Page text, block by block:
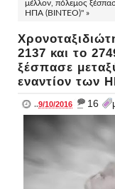
μέλλον, πόλεμος
ΗΠΑ (ΒΙΝΤΕΟ)" »
2137 και το
ξέσπασε
εναντίον των
..9/10/2016 _ 16